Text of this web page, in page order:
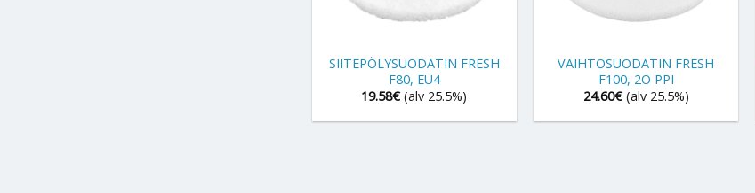
SIITEPÖLYSUODATIN FRESH
F80, EU4
19.58€ (alv 25.5%)
VAIHTOSUODATIN FRESH
F100, 2O PPI
24.60€ (alv 25.5%)